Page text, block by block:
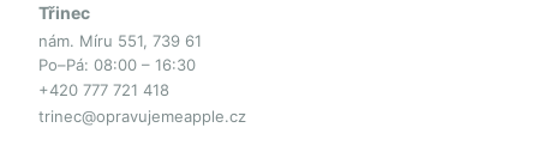
Třinec
nám. Míru 551, 739 61
Po–Pá: 08:00 – 16:30
+420 777 721 418
trinec@opravujemeapple.cz